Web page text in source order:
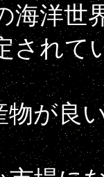
海洋世
されて
物が良